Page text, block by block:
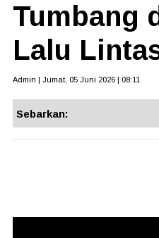
Tumbang
Lalu
Admin | Jumat, 05 Juni 2026 | 08:11
Sebarkan: